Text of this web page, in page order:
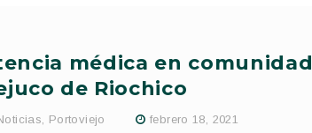
médica en comunidad
de Riochico
, Portoviejo febrero 18, 2021